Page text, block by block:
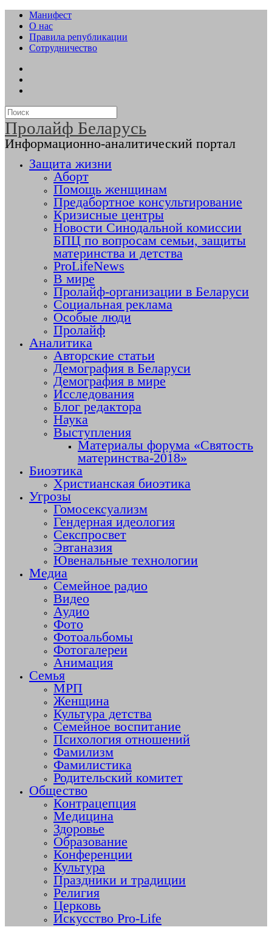
Манифест
О нас
Правила републикации
Сотрудничество
Пролайф Беларусь
Информационно-аналитический портал
Защита жизни
Аборт
Помощь женщинам
Предабортное консультирование
Кризисные центры
Новости Синодальной комиссии
БПЦ по вопросам семьи, защиты
материнства и детства
ProLifeNews
В мире
Пролайф-организации в Беларуси
Социальная реклама
Особые люди
Пролайф
Аналитика
Авторские статьи
Демография в Беларуси
Демография в мире
Исследования
Блог редактора
Наука
Выступления
Материалы форума «Святость
материнства-2018»
Биоэтика
Христианская биоэтика
Угрозы
Гомосексуализм
Гендерная идеология
Секспросвет
Эвтаназия
Ювенальные технологии
Медиа
Семейное радио
Видео
Аудио
Фото
Фотоальбомы
Фотогалереи
Анимация
Семья
МРП
Женщина
Культура детства
Семейное воспитание
Психология отношений
Фамилизм
Фамилистика
Родительский комитет
Общество
Контрацепция
Медицина
Здоровье
Образование
Конференции
Культура
Праздники и традиции
Религия
Церковь
Искусство Pro-Life